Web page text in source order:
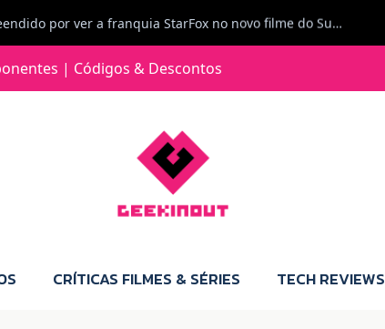
Jorge Loureiro | Fearme diz: A versão da Switch 2 tem censura... mas também não perdes muito.
para comprar para a Switch 2 :P
Jorge Loureiro | Fearme diz: Boas, obrigado pelo teu comentário. Talvez seja verdade que a Microsoft está a tentar redefinir o futuro dos jogos, mas para uma marca que já trocou de estratégia tantas vezes, é difícil acreditar em mais uma virada de direção. Basta lembrar do Kinect, da aposta no cloud gaming, ou mesmo do discurso de que os exclusivos eram "essenciais": todas essas promessas acabaram por perder força com o tempo. Além disso, há um ponto chave que estás a ignorar: as consolas Xbox. Está à vista que foram praticamente abandonadas. Quem comprou uma Xbox Series X a pensar que ia ser a máquina indispensável para jogar exclusivos, ficou a arder, porque hoje esses jogos chegam também ao PC e, cada vez mais, até à concorrência. Isso mina a identidade da marca e enfraquece a confiança dos jogadores. A PlayStation até pode estar a lançar alguns jogos na Xbox como o Helldivers 2, mas não é o catálogo inteiro. Desta forma, as consolas PS5 continuam a ter valor.
| Códigos & Descontos
CRÍTICAS FILMES & SÉRIES TECH REVIEWS